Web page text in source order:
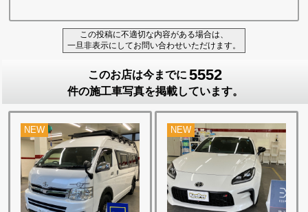
この投稿に不適切な内容がある場合は、
一旦非表示にしてお問い合わせいただけます。
このお店は今までに 5552
件の施工車写真を掲載しています。
NEW NEW